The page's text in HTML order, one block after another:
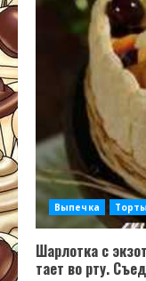
Выпечка Торты
Шарлотка с
тает во рту.